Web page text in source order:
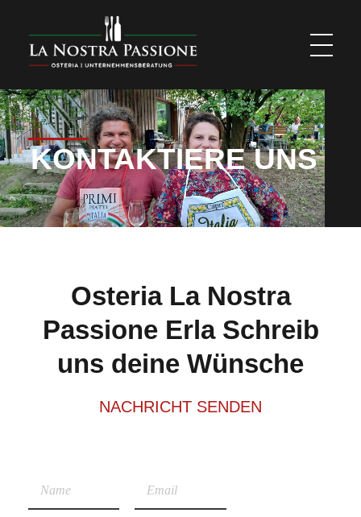
KONTAKTIERE UNS
Osteria La Nostra
Passione Erla Schreib
uns deine Wünsche
NACHRICHT SENDEN